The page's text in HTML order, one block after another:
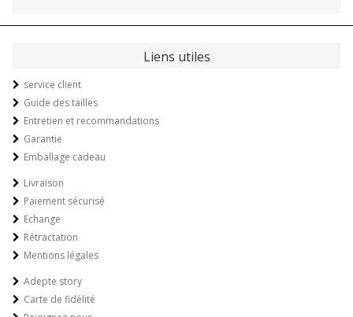
Liens utiles
service client
Guide des tailles
Entretien et recommandations
Garantie
Emballage cadeau
Livraison
Paiement sécurisé
Echange
Rétractation
Mentions légales
Adepte story
Carte de fidélité